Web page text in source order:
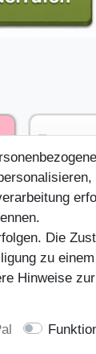
Die
zu einem
Hinweise zur